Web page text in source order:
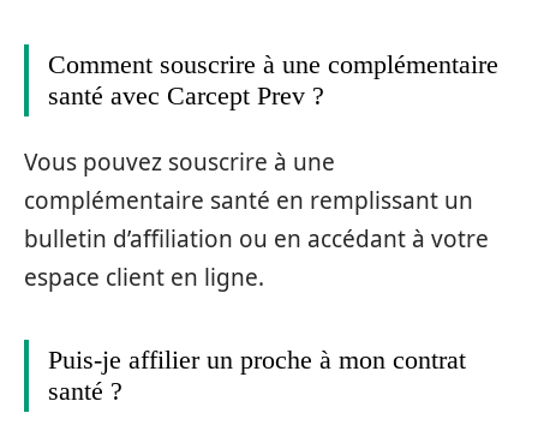
Comment souscrire à une complémentaire
santé avec Carcept Prev ?
Vous pouvez souscrire à une
complémentaire santé en remplissant un
bulletin d’affiliation ou en accédant à votre
espace client en ligne.
Puis-je affilier un proche à mon contrat
santé ?